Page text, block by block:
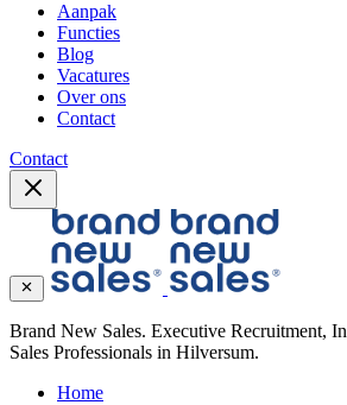
Aanpak
Functies
Blog
Vacatures
Over ons
Contact
Contact
Brand New Sales. Executive Recruitment,
Sales Professionals in Hilversum.
Home